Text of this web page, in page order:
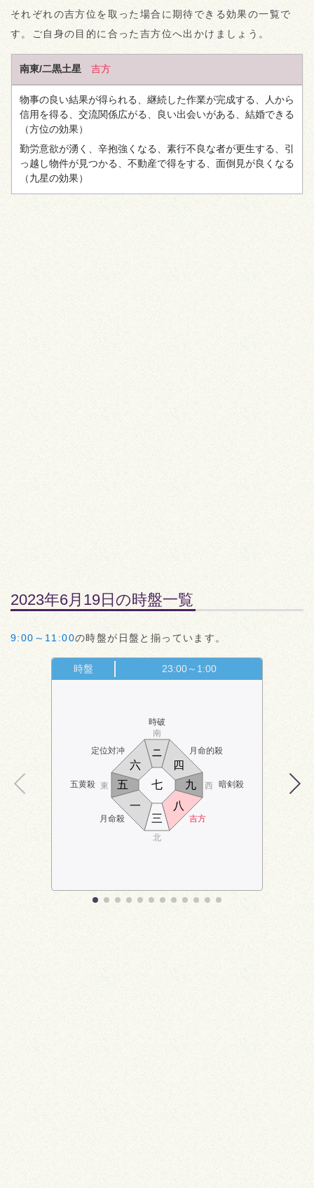
それぞれの吉方位を取った場合に期待できる効果の一覧で
す。ご自身の目的に合った吉方位へ出かけましょう。
南東/二黒土星 吉方
物事の良い結果が得られる、継続した作業が完成する、人から
信用を得る、交流関係広がる、良い出会いがある、結婚できる
（方位の効果）
勤労意欲が湧く、辛抱強くなる、素行不良な者が更生する、引
っ越し物件が見つかる、不動産で得をする、面倒見が良くなる
（九星の効果）
2023年6月19日の時盤一覧
9:00～11:00の時盤が日盤と揃っています。
時盤 23:00～1:00
定位対冲
時破
月命的殺
五黄殺 暗剣殺
月命殺 吉方
南
北
東 西
三
四
五
六
七
八
九
一
ニ